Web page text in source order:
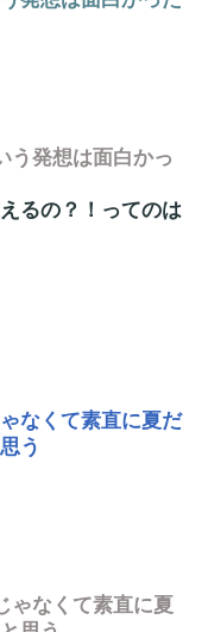
う発想は面白かっ
るの？！ってのは
なくて素直に夏だ
う
ゃなくて素直に夏